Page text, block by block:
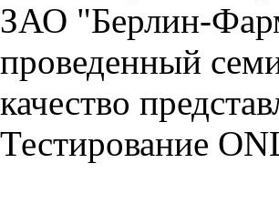
ЗАО "Берлин-
проведенный
качество
Тестирование